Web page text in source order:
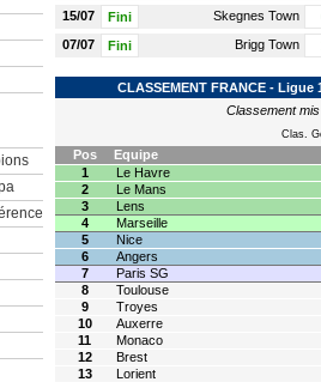
15/07 Fini Skegnes Town
07/07 Fini Brigg Town
CLASSEMENT FRANCE - Ligue
Classement
Clas.
Pos Equipe
1
Le Havre
2
Le Mans
3
Lens
4
Marseille
5
Nice
6
Angers
7
Paris SG
8
Toulouse
9
Troyes
10
Auxerre
11
Monaco
12
Brest
13
Lorient